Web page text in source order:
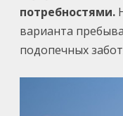
потребностями.
варианта
подопечных